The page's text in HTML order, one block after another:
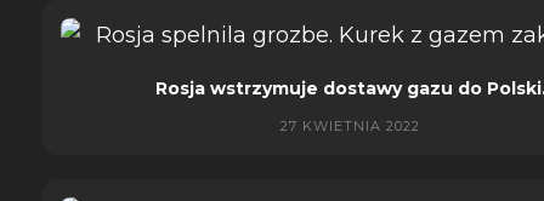
Rosja wstrzymuje dostawy gazu do
27 KWIETNIA 2022